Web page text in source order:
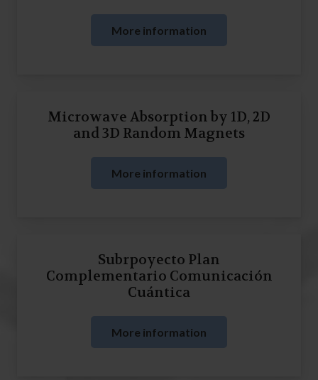
More information
Microwave Absorption by 1D, 2D
and 3D Random Magnets
More information
Subrpoyecto Plan
Complementario Comunicación
Cuántica
More information